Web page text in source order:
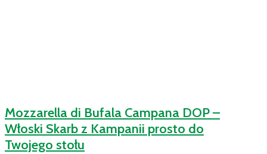
Mozzarella di Bufala Campana DOP –
Włoski Skarb z Kampanii prosto do
Twojego stołu